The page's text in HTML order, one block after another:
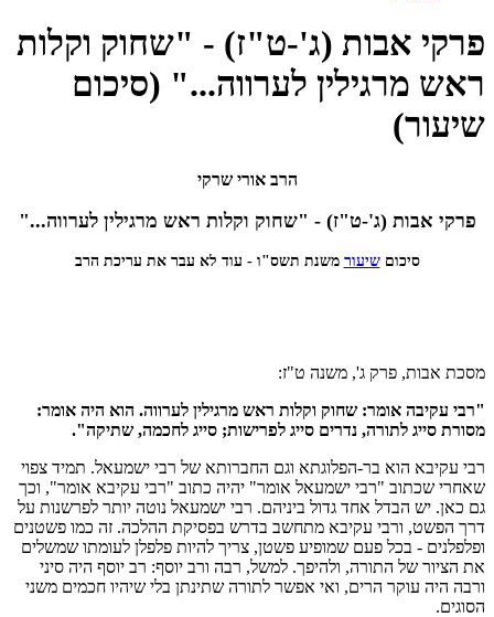
פרקי אבות (ג'-ט"ז) - "שחוק וקלות
ראש מרגילין לערווה..." (סיכום
שיעור)
הרב אורי שרקי
פרקי אבות (ג'-ט"ז) - "שחוק וקלות ראש מרגילין לערווה..."
סיכוםשיעור משנת תשס"ו - עוד לא עבר את עריכת הרב
מסכת אבות, פרק ג', משנה ט"ז:
"רבי עקיבה אומר: שחוק וקלות ראש מרגילין לערווה. הוא היה אומר:
מסורת סייג לתורה, נדרים סייג לפרישות; סייג לחכמה, שתיקה".
רבי עקיבא הוא בר-הפלוגתא וגם החברותא של רבי ישמעאל. תמיד צפוי
שאחרי שכתוב "רבי ישמעאל אומר" יהיה כתוב "רבי עקיבא אומר", וכך
גם כאן. יש הבדל אחד גדול ביניהם. רבי ישמעאל נוטה יותר לפרשנות על
דרך הפשט, ורבי עקיבא מתחשב בדרש בפסיקת ההלכה. זה כמו פשטנים
ופלפלנים - בכל פעם שמופיע פשטן, צריך להיות פלפלן לעומתו שמשלים
את הציור של התורה, ולהיפך. למשל, רבה ורב יוסף: רב יוסף היה סיני
ורבה היה עוקר הרים, ואי אפשר לתורה שתינתן בלי שיהיו חכמים משני
הסוגים.